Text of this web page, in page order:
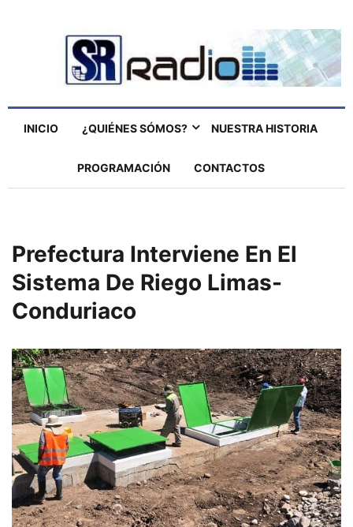
INICIO ¿QUIÉNES SÓMOS? NUESTRA HISTORIA
PROGRAMACIÓN CONTACTOS
Prefectura Interviene En El
Sistema De Riego Limas-
Conduriaco